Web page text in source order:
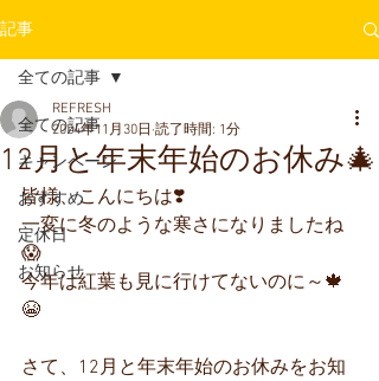
記事
全ての記事
キャンペーン
おすすめ
定休日
お知らせ
全ての記事
12月と年末年始のお休み🎄
REFRESH
2024年11月30日 読了時間: 1分
皆様、こんにちは❣️
一変に冬のような寒さになりましたね
😱
今年は紅葉も見に行けてないのに～🍁
😭
さて、12月と年末年始のお休みをお知